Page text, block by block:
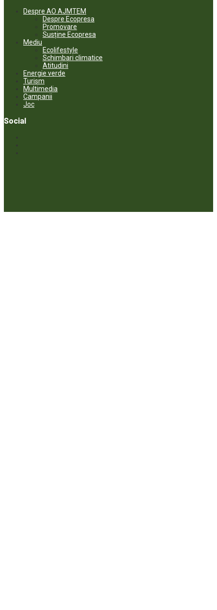
Despre AO AJMTEM
Despre Ecopresa
Promovare
Susține Ecopresa
Mediu
Ecolifestyle
Schimbari climatice
Atitudini
Energie verde
Turism
Multimedia
Campanii
Joc
Social